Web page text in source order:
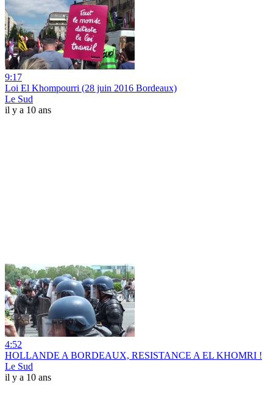
9:17
Loi El Khompourri (28 juin 2016 Bordeaux)
Le Sud
il y a 10 ans
4:52
HOLLANDE A BORDEAUX, RESISTANCE A EL KHOMRI !
Le Sud
il y a 10 ans